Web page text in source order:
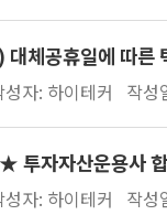
체공휴일에 따른
성자: 하이테커 작성
투자자산운용사
성자: 하이테커 작성